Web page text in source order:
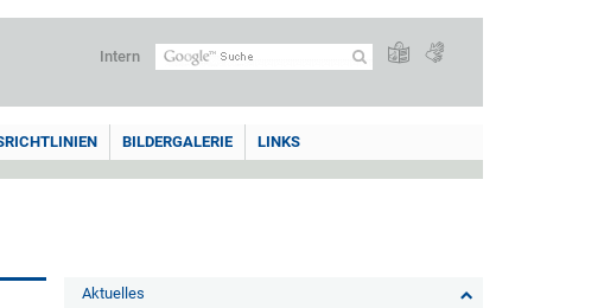
Intern
BILDERGALERIE LINKS
Aktuelles